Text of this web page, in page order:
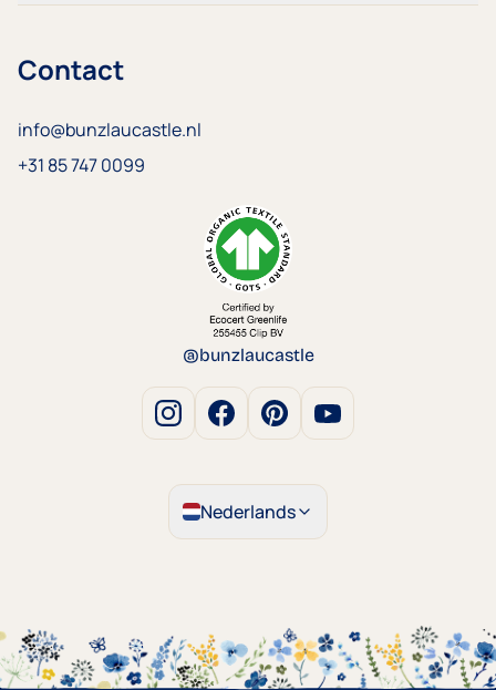
Contact
info@bunzlaucastle.nl
+31 85 747 0099
@bunzlaucastle
Nederlands